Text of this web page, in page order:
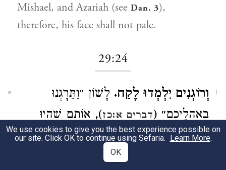
Mishael, and Azariah (see Dan. 3),
therefore, his face shall not pale.
29:24
1 וְרוֹגְנִים יִלְמְדוּ לֶקַח. לָשׁוֹן ״וַתֵּרָגְנוּ
בְאָהֳלֵיכֶם״ (דברים א:כז), אוֹתָם שֶׁהָיוּ
מִתְלוֹנְנִים וְנִרְגָּנִים עַל דִּבְרֵי הַנְּבִיאִים
We use cookies to give you the best experience possible on
our site. Click OK to continue using Sefaria. Learn More.
OK